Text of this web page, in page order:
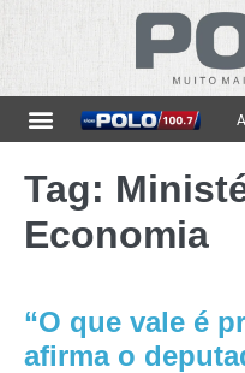
Tag:
Economia
“O que vale é
afirma o